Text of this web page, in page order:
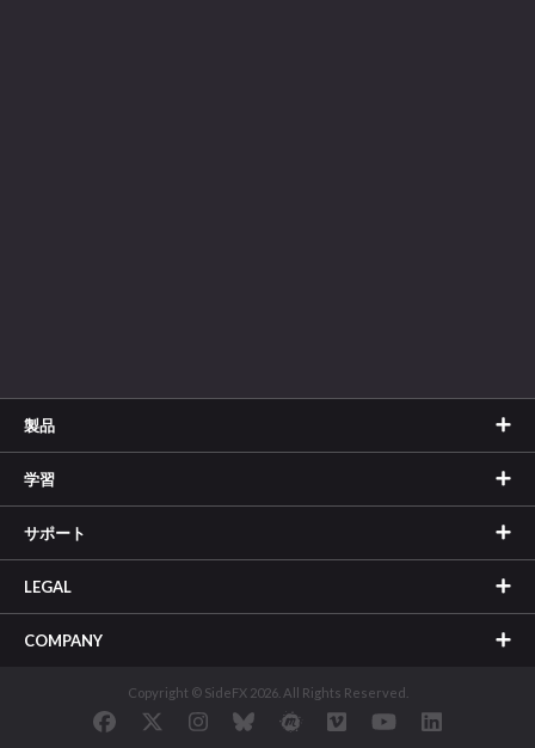
製品
学習
サポート
LEGAL
COMPANY
Copyright © SideFX 2026. All Rights Reserved.